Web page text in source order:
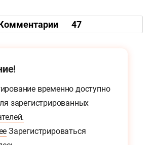
47
временно доступно
зарегистрированных
Зарегистрироваться